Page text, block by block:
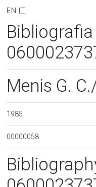
EN IT
Menis G.
1985
00000058